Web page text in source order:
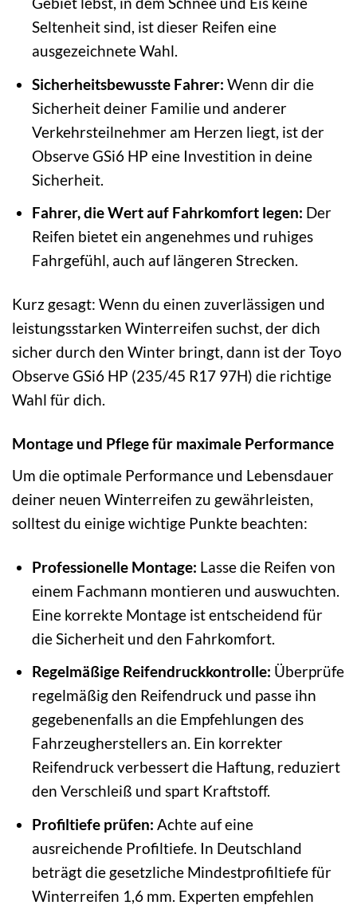
Seltenheit sind, ist dieser Reifen eine
ausgezeichnete Wahl.
Sicherheitsbewusste Fahrer: Wenn dir die
Sicherheit deiner Familie und anderer
Verkehrsteilnehmer am Herzen liegt, ist der
Observe GSi6 HP eine Investition in deine
Sicherheit.
Fahrer, die Wert auf Fahrkomfort legen: Der
Reifen bietet ein angenehmes und ruhiges
Fahrgefühl, auch auf längeren Strecken.
Kurz gesagt: Wenn du einen zuverlässigen und
leistungsstarken Winterreifen suchst, der dich
sicher durch den Winter bringt, dann ist der Toyo
Observe GSi6 HP (235/45 R17 97H) die richtige
Wahl für dich.
Montage und Pflege für maximale Performance
Um die optimale Performance und Lebensdauer
deiner neuen Winterreifen zu gewährleisten,
solltest du einige wichtige Punkte beachten:
Professionelle Montage: Lasse die Reifen von
einem Fachmann montieren und auswuchten.
Eine korrekte Montage ist entscheidend für
die Sicherheit und den Fahrkomfort.
Regelmäßige Reifendruckkontrolle: Überprüfe
regelmäßig den Reifendruck und passe ihn
gegebenenfalls an die Empfehlungen des
Fahrzeugherstellers an. Ein korrekter
Reifendruck verbessert die Haftung, reduziert
den Verschleiß und spart Kraftstoff.
Profiltiefe prüfen: Achte auf eine
ausreichende Profiltiefe. In Deutschland
beträgt die gesetzliche Mindestprofiltiefe für
Winterreifen 1,6 mm. Experten empfehlen